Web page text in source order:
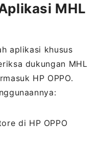
MHL
aplikasi khusus
dukungan MHL
HP OPPO.
di HP OPPO